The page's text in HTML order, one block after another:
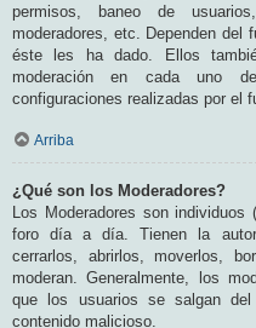
permisos, baneo de
moderadores, etc. Dependen del
éste les ha dado. Ellos
moderación en cada uno
configuraciones realizadas por el
Arriba
¿Qué son los Moderadores?
Los Moderadores son
foro día a día. Tienen la
cerrarlos, abrirlos, moverlos,
moderan. Generalmente, los
que los usuarios se salgan
contenido malicioso.